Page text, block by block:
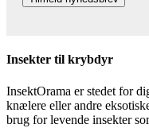
Insekter til krybdyr
InsektOrama er stedet for
knælere eller andre
brug for levende insekter